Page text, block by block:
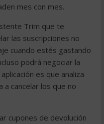
mes con mes.
Trim que te
las suscripciones no
cuando estés gastando
podrá negociar la
es que analiza
a cancelar los que no
cupones de devolución